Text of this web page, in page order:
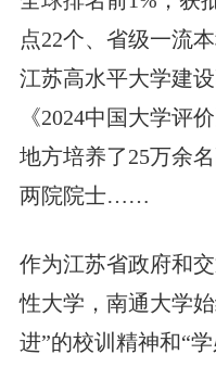
点22个、省级一流
江苏高水平大学建
《2024中国大学评
地方培养了25万余
两院院士……
作为江苏省政府和
性大学，南通大学
进”的校训精神和“